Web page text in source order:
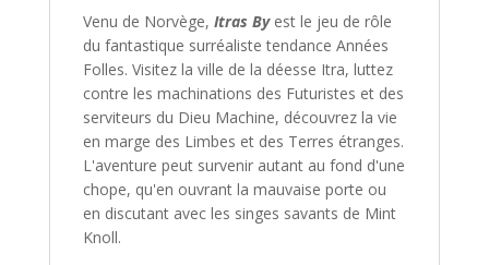
Venu de Norvège, Itras Byest le jeu de rôle
du fantastique surréaliste tendance Années
Folles. Visitez la ville de la déesse Itra, luttez
contre les machinations des Futuristes et des
serviteurs du Dieu Machine, découvrez la vie
en marge des Limbes et des Terres étranges.
L'aventure peut survenir autant au fond d'une
chope, qu'en ouvrant la mauvaise porte ou
en discutant avec les singes savants de Mint
Knoll.